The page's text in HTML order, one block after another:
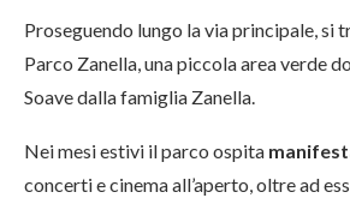
Proseguendo lungo la via principale, si
Parco Zanella, una piccola area verde
Soave dalla famiglia Zanella.
Nei mesi estivi il parco ospita
concerti e cinema all’aperto, oltre ad